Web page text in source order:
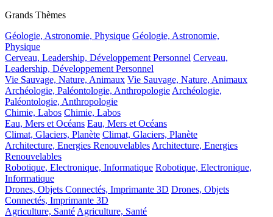
Grands Thèmes
Géologie, Astronomie, Physique Géologie, Astronomie,
Physique
Cerveau, Leadership, Développement Personnel Cerveau,
Leadership, Développement Personnel
Vie Sauvage, Nature, Animaux Vie Sauvage, Nature, Animaux
Archéologie, Paléontologie, Anthropologie Archéologie,
Paléontologie, Anthropologie
Chimie, Labos Chimie, Labos
Eau, Mers et Océans Eau, Mers et Océans
Climat, Glaciers, Planète Climat, Glaciers, Planète
Architecture, Energies Renouvelables Architecture, Energies
Renouvelables
Robotique, Electronique, Informatique Robotique, Electronique,
Informatique
Drones, Objets Connectés, Imprimante 3D Drones, Objets
Connectés, Imprimante 3D
Agriculture, Santé Agriculture, Santé